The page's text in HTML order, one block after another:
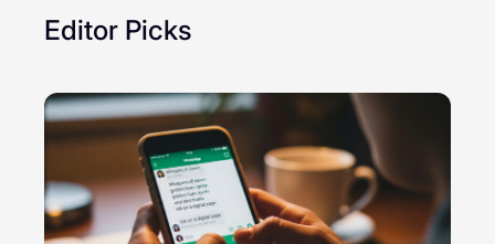
Editor Picks